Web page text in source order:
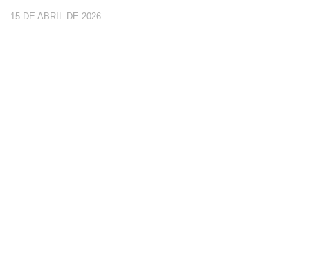
15 DE ABRIL DE 2026